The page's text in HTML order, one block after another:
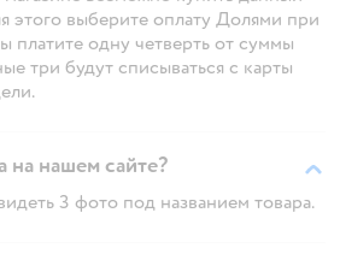
этого выберите оплату Долями при
платите одну четверть от суммы
три будут списываться с карты
на нашем сайте?
3 фото под названием товара.